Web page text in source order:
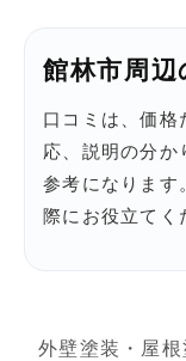
館林市周辺
口コミは、価格
応、説明の分か
参考になります
際にお役立てく
外壁塗装・屋